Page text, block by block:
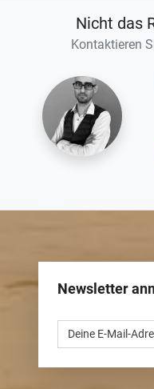
Nicht das
Kontaktieren
Newsletter